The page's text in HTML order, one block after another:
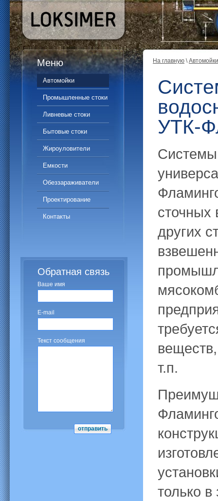
Меню
Автомойки
Промышленные стоки
Ливневые стоки
Бытовые стоки
Жироуловители
Емкости
Обеззараживатели
Проектирование
Контакты
Обратная связь
Ваше имя
E-mail
Текст сообщения
На главную \Автомойки
УТК-
Системы
сточных
других
т.п.
только